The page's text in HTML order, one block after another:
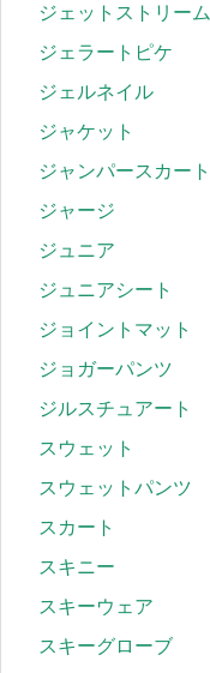
ジェットストリーム
ジェラートピケ
ジェルネイル
ジャケット
ジャンパースカート
ジャージ
ジュニア
ジュニアシート
ジョイントマット
ジョガーパンツ
ジルスチュアート
スウェット
スウェットパンツ
スカート
スキニー
スキーウェア
スキーグローブ